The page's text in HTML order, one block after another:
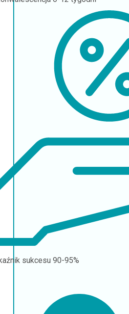
sukcesu 90-95%